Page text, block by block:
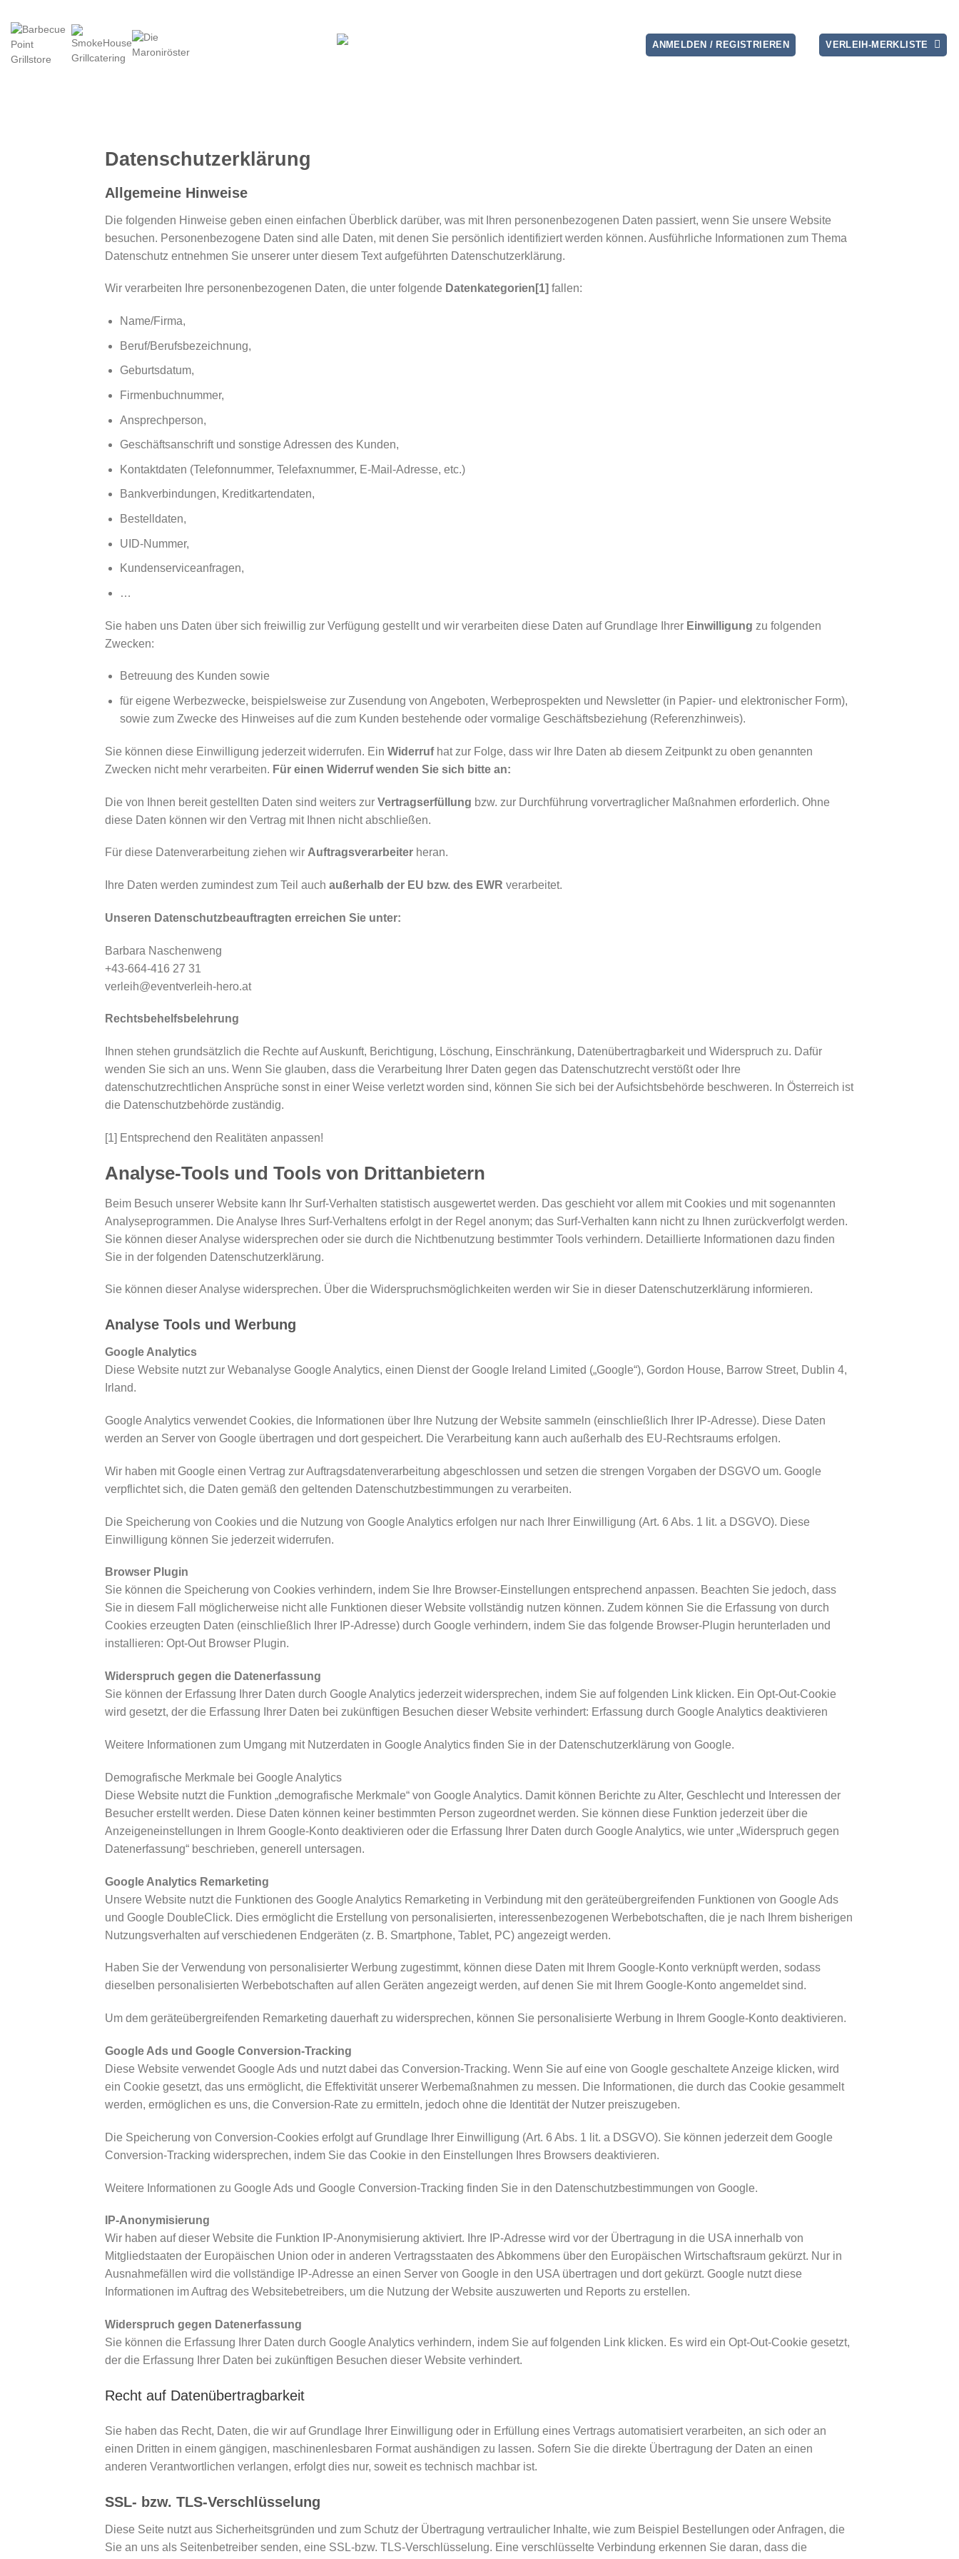
Inhalt
springen
ANMELDEN / REGISTRIEREN VERLEIH-MERKLISTE
Datenschutzerklärung
Allgemeine Hinweise
Die folgenden Hinweise geben einen einfachen Überblick darüber, was mit Ihren personenbezogenen Daten passiert, wenn Sie unsere Website
besuchen. Personenbezogene Daten sind alle Daten, mit denen Sie persönlich identifiziert werden können. Ausführliche Informationen zum Thema
Datenschutz entnehmen Sie unserer unter diesem Text aufgeführten Datenschutzerklärung.
Wir verarbeiten Ihre personenbezogenen Daten, die unter folgende Datenkategorien [1] fallen:
Name/Firma,
Beruf/Berufsbezeichnung,
Geburtsdatum,
Firmenbuchnummer,
Ansprechperson,
Geschäftsanschrift und sonstige Adressen des Kunden,
Kontaktdaten (Telefonnummer, Telefaxnummer, E-Mail-Adresse, etc.)
Bankverbindungen, Kreditkartendaten,
Bestelldaten,
UID-Nummer,
Kundenserviceanfragen,
…
Sie haben uns Daten über sich freiwillig zur Verfügung gestellt und wir verarbeiten diese Daten auf Grundlage Ihrer Einwilligung zu folgenden
Zwecken:
Betreuung des Kunden sowie
für eigene Werbezwecke, beispielsweise zur Zusendung von Angeboten, Werbeprospekten und Newsletter (in Papier- und elektronischer Form),
sowie zum Zwecke des Hinweises auf die zum Kunden bestehende oder vormalige Geschäftsbeziehung (Referenzhinweis).
Sie können diese Einwilligung jederzeit widerrufen. Ein Widerrufhat zur Folge, dass wir Ihre Daten ab diesem Zeitpunkt zu oben genannten
Zwecken nicht mehr verarbeiten. Für einen Widerruf wenden Sie sich bitte an:
Die von Ihnen bereit gestellten Daten sind weiters zur Vertragserfüllung bzw. zur Durchführung vorvertraglicher Maßnahmen erforderlich. Ohne
diese Daten können wir den Vertrag mit Ihnen nicht abschließen.
Für diese Datenverarbeitung ziehen wir Auftragsverarbeiter heran.
Ihre Daten werden zumindest zum Teil auch außerhalb der EU bzw. des EWR verarbeitet.
Unseren Datenschutzbeauftragten erreichen Sie unter:
Barbara Naschenweng
+43-664-416 27 31
verleih@eventverleih-hero.at
Rechtsbehelfsbelehrung
Ihnen stehen grundsätzlich die Rechte auf Auskunft, Berichtigung, Löschung, Einschränkung, Datenübertragbarkeit und Widerspruch zu. Dafür
wenden Sie sich an uns. Wenn Sie glauben, dass die Verarbeitung Ihrer Daten gegen das Datenschutzrecht verstößt oder Ihre
datenschutzrechtlichen Ansprüche sonst in einer Weise verletzt worden sind, können Sie sich bei der Aufsichtsbehörde beschweren. In Österreich ist
die Datenschutzbehörde zuständig.
[1] Entsprechend den Realitäten anpassen!
Analyse-Tools und Tools von Drittanbietern
Beim Besuch unserer Website kann Ihr Surf-Verhalten statistisch ausgewertet werden. Das geschieht vor allem mit Cookies und mit sogenannten
Analyseprogrammen. Die Analyse Ihres Surf-Verhaltens erfolgt in der Regel anonym; das Surf-Verhalten kann nicht zu Ihnen zurückverfolgt werden.
Sie können dieser Analyse widersprechen oder sie durch die Nichtbenutzung bestimmter Tools verhindern. Detaillierte Informationen dazu finden
Sie in der folgenden Datenschutzerklärung.
Sie können dieser Analyse widersprechen. Über die Widerspruchsmöglichkeiten werden wir Sie in dieser Datenschutzerklärung informieren.
Analyse Tools und Werbung
Google Analytics
Diese Website nutzt zur Webanalyse Google Analytics, einen Dienst der Google Ireland Limited („Google“), Gordon House, Barrow Street, Dublin 4,
Irland.
Google Analytics verwendet Cookies, die Informationen über Ihre Nutzung der Website sammeln (einschließlich Ihrer IP-Adresse). Diese Daten
werden an Server von Google übertragen und dort gespeichert. Die Verarbeitung kann auch außerhalb des EU-Rechtsraums erfolgen.
Wir haben mit Google einen Vertrag zur Auftragsdatenverarbeitung abgeschlossen und setzen die strengen Vorgaben der DSGVO um. Google
verpflichtet sich, die Daten gemäß den geltenden Datenschutzbestimmungen zu verarbeiten.
Die Speicherung von Cookies und die Nutzung von Google Analytics erfolgen nur nach Ihrer Einwilligung (Art. 6 Abs. 1 lit. a DSGVO). Diese
Einwilligung können Sie jederzeit widerrufen.
Browser Plugin
Sie können die Speicherung von Cookies verhindern, indem Sie Ihre Browser-Einstellungen entsprechend anpassen. Beachten Sie jedoch, dass
Sie in diesem Fall möglicherweise nicht alle Funktionen dieser Website vollständig nutzen können. Zudem können Sie die Erfassung von durch
Cookies erzeugten Daten (einschließlich Ihrer IP-Adresse) durch Google verhindern, indem Sie das folgende Browser-Plugin herunterladen und
installieren: Opt-Out Browser Plugin.
Widerspruch gegen die Datenerfassung
Sie können der Erfassung Ihrer Daten durch Google Analytics jederzeit widersprechen, indem Sie auf folgenden Link klicken. Ein Opt-Out-Cookie
wird gesetzt, der die Erfassung Ihrer Daten bei zukünftigen Besuchen dieser Website verhindert: Erfassung durch Google Analytics deaktivieren
Weitere Informationen zum Umgang mit Nutzerdaten in Google Analytics finden Sie in der Datenschutzerklärung von Google.
Demografische Merkmale bei Google Analytics
Diese Website nutzt die Funktion „demografische Merkmale“ von Google Analytics. Damit können Berichte zu Alter, Geschlecht und Interessen der
Besucher erstellt werden. Diese Daten können keiner bestimmten Person zugeordnet werden. Sie können diese Funktion jederzeit über die
Anzeigeneinstellungen in Ihrem Google-Konto deaktivieren oder die Erfassung Ihrer Daten durch Google Analytics, wie unter „Widerspruch gegen
Datenerfassung“ beschrieben, generell untersagen.
Google Analytics Remarketing
Unsere Website nutzt die Funktionen des Google Analytics Remarketing in Verbindung mit den geräteübergreifenden Funktionen von Google Ads
und Google DoubleClick. Dies ermöglicht die Erstellung von personalisierten, interessenbezogenen Werbebotschaften, die je nach Ihrem bisherigen
Nutzungsverhalten auf verschiedenen Endgeräten (z. B. Smartphone, Tablet, PC) angezeigt werden.
Haben Sie der Verwendung von personalisierter Werbung zugestimmt, können diese Daten mit Ihrem Google-Konto verknüpft werden, sodass
dieselben personalisierten Werbebotschaften auf allen Geräten angezeigt werden, auf denen Sie mit Ihrem Google-Konto angemeldet sind.
Um dem geräteübergreifenden Remarketing dauerhaft zu widersprechen, können Sie personalisierte Werbung in Ihrem Google-Konto deaktivieren.
Google Ads und Google Conversion-Tracking
Diese Website verwendet Google Ads und nutzt dabei das Conversion-Tracking. Wenn Sie auf eine von Google geschaltete Anzeige klicken, wird
ein Cookie gesetzt, das uns ermöglicht, die Effektivität unserer Werbemaßnahmen zu messen. Die Informationen, die durch das Cookie gesammelt
werden, ermöglichen es uns, die Conversion-Rate zu ermitteln, jedoch ohne die Identität der Nutzer preiszugeben.
Die Speicherung von Conversion-Cookies erfolgt auf Grundlage Ihrer Einwilligung (Art. 6 Abs. 1 lit. a DSGVO). Sie können jederzeit dem Google
Conversion-Tracking widersprechen, indem Sie das Cookie in den Einstellungen Ihres Browsers deaktivieren.
Weitere Informationen zu Google Ads und Google Conversion-Tracking finden Sie in den Datenschutzbestimmungen von Google.
IP-Anonymisierung
Wir haben auf dieser Website die Funktion IP-Anonymisierung aktiviert. Ihre IP-Adresse wird vor der Übertragung in die USA innerhalb von
Mitgliedstaaten der Europäischen Union oder in anderen Vertragsstaaten des Abkommens über den Europäischen Wirtschaftsraum gekürzt. Nur in
Ausnahmefällen wird die vollständige IP-Adresse an einen Server von Google in den USA übertragen und dort gekürzt. Google nutzt diese
Informationen im Auftrag des Websitebetreibers, um die Nutzung der Website auszuwerten und Reports zu erstellen.
Widerspruch gegen Datenerfassung
Sie können die Erfassung Ihrer Daten durch Google Analytics verhindern, indem Sie auf folgenden Link klicken. Es wird ein Opt-Out-Cookie gesetzt,
der die Erfassung Ihrer Daten bei zukünftigen Besuchen dieser Website verhindert.
Recht auf Datenübertragbarkeit
Sie haben das Recht, Daten, die wir auf Grundlage Ihrer Einwilligung oder in Erfüllung eines Vertrags automatisiert verarbeiten, an sich oder an
einen Dritten in einem gängigen, maschinenlesbaren Format aushändigen zu lassen. Sofern Sie die direkte Übertragung der Daten an einen
anderen Verantwortlichen verlangen, erfolgt dies nur, soweit es technisch machbar ist.
SSL- bzw. TLS-Verschlüsselung
Diese Seite nutzt aus Sicherheitsgründen und zum Schutz der Übertragung vertraulicher Inhalte, wie zum Beispiel Bestellungen oder Anfragen, die
Sie an uns als Seitenbetreiber senden, eine SSL-bzw. TLS-Verschlüsselung. Eine verschlüsselte Verbindung erkennen Sie daran, dass die